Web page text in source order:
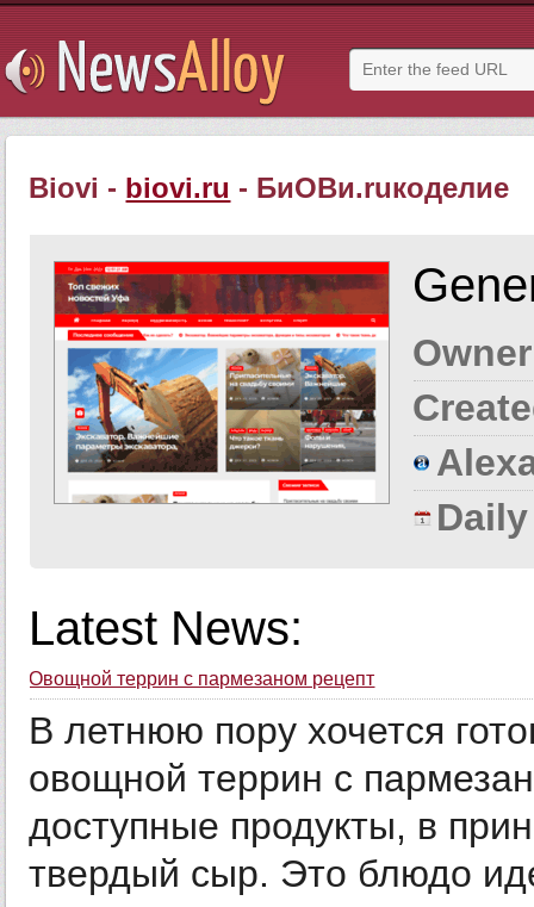
Biovi - biovi.ru - БиОВи.ruкоделие
Latest News:
Овощной террин с пармезаном рецепт
В летнюю пору хочется
овощной террин с
доступные продукты, в
твердый сыр. Это блюдо